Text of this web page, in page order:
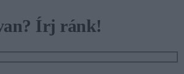
Írj ránk!